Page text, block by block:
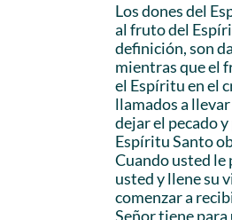
Los dones del
al fruto del
definición, son
mientras que el
el Espíritu en el
llamados a
dejar el pecado
Espíritu Santo
Cuando usted le
usted y llene su
comenzar a
Señor tiene